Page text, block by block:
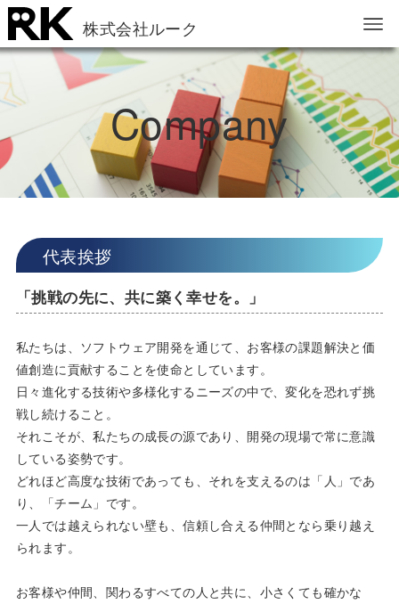
株式会社ルーク
Company
代表挨拶
「挑戦の先に、共に築く幸せを。」
私たちは、ソフトウェア開発を通じて、お客様の課題解決と価
値創造に貢献することを使命としています。
日々進化する技術や多様化するニーズの中で、変化を恐れず挑
戦し続けること。
それこそが、私たちの成長の源であり、開発の現場で常に意識
している姿勢です。
どれほど高度な技術であっても、それを支えるのは「人」であ
り、「チーム」です。
一人では越えられない壁も、信頼し合える仲間となら乗り越え
られます。
お客様や仲間、関わるすべての人と共に、小さくても確かな